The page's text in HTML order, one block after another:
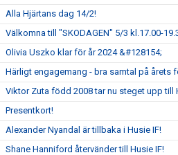
Alla Hjärtans dag 14/2!
Välkomna till "SKODAGEN" 5/3 kl.17.00-
Olivia Uszko klar för år 2024 &#128154;
Härligt engagemang - bra samtal på årets
Viktor Zuta född 2008 tar nu steget upp till
Presentkort!
Alexander Nyandal är tillbaka i Husie IF!
Shane Hanniford återvänder till Husie IF!